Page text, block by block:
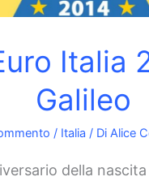
Italia
Galileo
/ Italia / Di Alice
della nascita